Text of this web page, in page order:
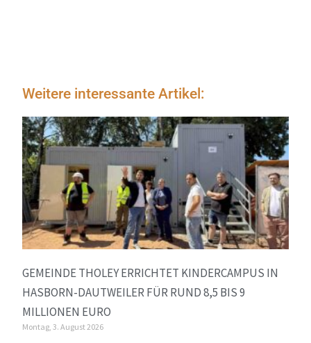
Weitere interessante Artikel:
GEMEINDE THOLEY ERRICHTET KINDERCAMPUS IN
HASBORN-DAUTWEILER FÜR RUND 8,5 BIS 9
MILLIONEN EURO
Montag, 3. August 2026